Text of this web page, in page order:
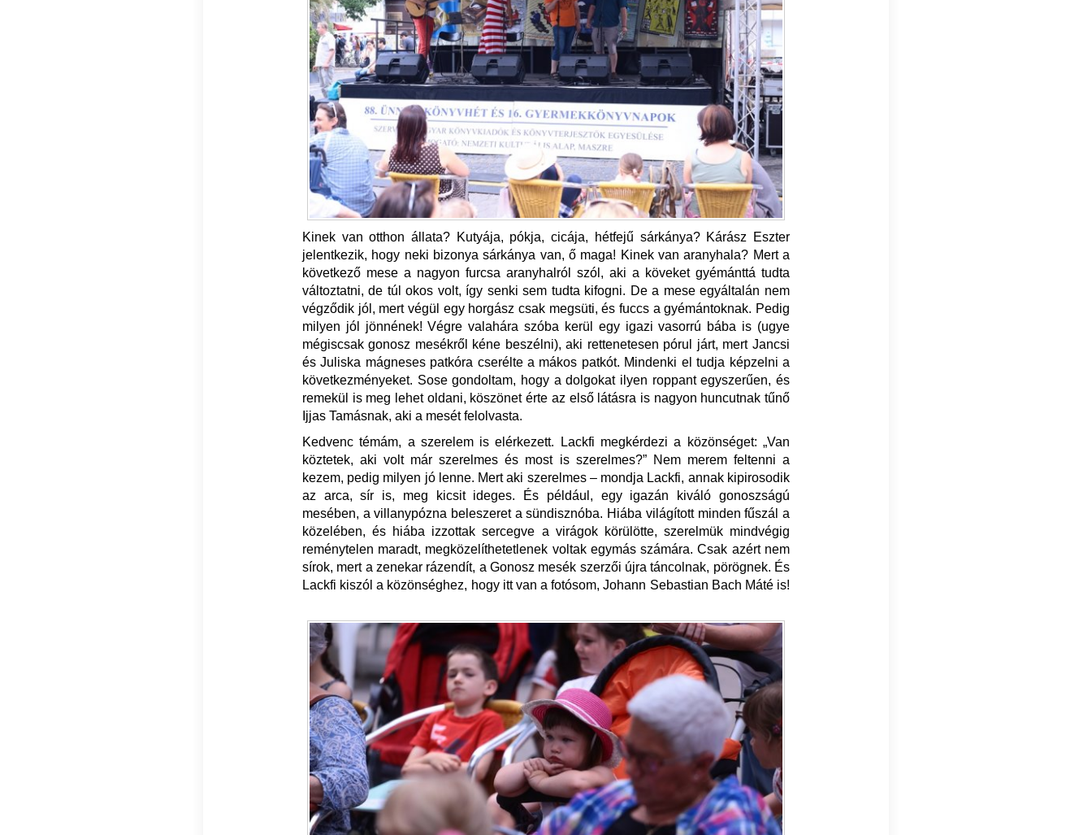
Kinek van otthon állata? Kutyája, pókja, cicája, hétfejű sárkánya? Kárász Eszter
jelentkezik, hogy neki bizonya sárkánya van, ő maga! Kinek van aranyhala? Mert a
következő mese a nagyon furcsa aranyhalról szól, aki a köveket gyémánttá tudta
változtatni, de túl okos volt, így senki sem tudta kifogni. De a mese egyáltalán nem
végződik jól, mert végül egy horgász csak megsüti, és fuccs a gyémántoknak. Pedig
milyen jól jönnének! Végre valahára szóba kerül egy igazi vasorrú bába is (ugye
mégiscsak gonosz mesékről kéne beszélni), aki rettenetesen pórul járt, mert Jancsi
és Juliska mágneses patkóra cserélte a mákos patkót. Mindenki el tudja képzelni a
következményeket. Sose gondoltam, hogy a dolgokat ilyen roppant egyszerűen, és
remekül is meg lehet oldani, köszönet érte az első látásra is nagyon huncutnak tűnő
Ijjas Tamásnak, aki a mesét felolvasta.
Kedvenc témám, a szerelem is elérkezett. Lackfi megkérdezi a közönséget: „Van
köztetek, aki volt már szerelmes és most is szerelmes?” Nem merem feltenni a
kezem, pedig milyen jó lenne. Mert aki szerelmes – mondja Lackfi, annak kipirosodik
az arca, sír is, meg kicsit ideges. És például, egy igazán kiváló gonoszságú
mesében, a villanypózna beleszeret a sündisznóba. Hiába világított minden fűszál a
közelében, és hiába izzottak sercegve a virágok körülötte, szerelmük mindvégig
reménytelen maradt, megközelíthetetlenek voltak egymás számára. Csak azért nem
sírok, mert a zenekar rázendít, a Gonosz mesék szerzői újra táncolnak, pörögnek. És
Lackfi kiszól a közönséghez, hogy itt van a fotósom, Johann Sebastian Bach Máté is!